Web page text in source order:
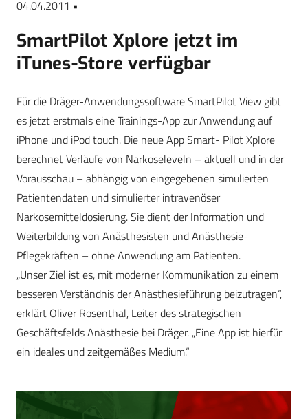
04.04.2011 •
SmartPilot Xplore jetzt im
iTunes-Store verfügbar
Für die Dräger-Anwendungssoftware SmartPilot View gibt
es jetzt erstmals eine Trainings-App zur Anwendung auf
iPhone und iPod touch. Die neue App Smart- Pilot Xplore
berechnet Verläufe von Narkoseleveln – aktuell und in der
Vorausschau – abhängig von eingegebenen simulierten
Patientendaten und simulierter intravenöser
Narkosemitteldosierung. Sie dient der Information und
Weiterbildung von Anästhesisten und Anästhesie-
Pflegekräften – ohne Anwendung am Patienten.
„Unser Ziel ist es, mit moderner Kommunikation zu einem
besseren Verständnis der Anästhesieführung beizutragen“,
erklärt Oliver Rosenthal, Leiter des strategischen
Geschäftsfelds Anästhesie bei Dräger. „Eine App ist hierfür
ein ideales und zeitgemäßes Medium.“